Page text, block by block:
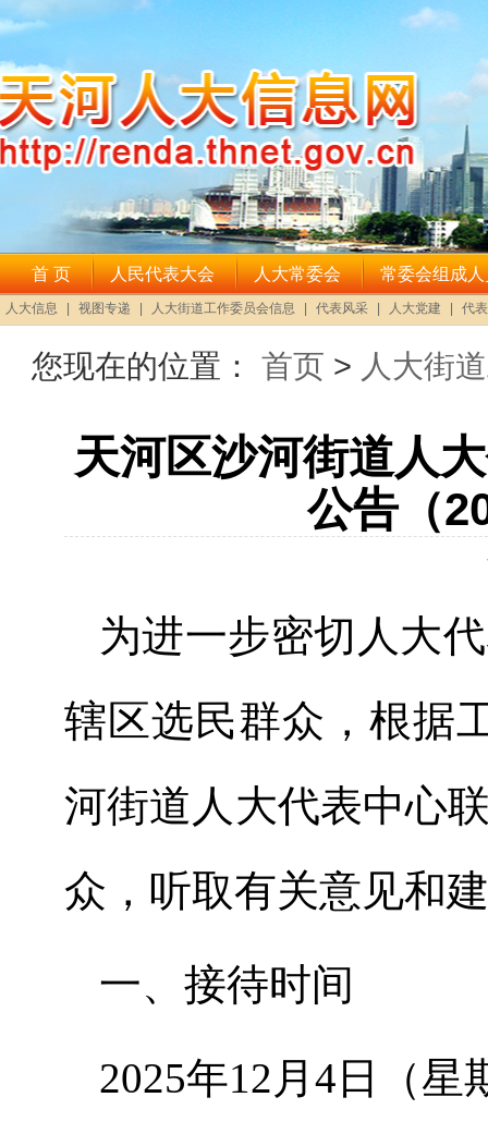
您现在的位置： 首页 > 人大街
天河区沙河街道人
公告（
为进一步密切人大
辖区选民群众，根据
河街道人大代表中心
众，听取有关意见和
一、接待时间
2025年12月4日（星